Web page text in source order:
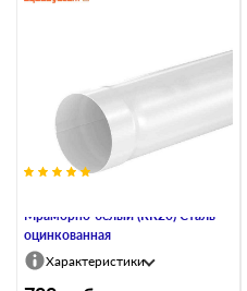
Мраморно-белый (RR20) Сталь
оцинкованная
Характеристики